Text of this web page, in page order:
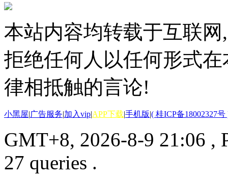
本站内容均转载于互联
拒绝任何人以任何形式
律相抵触的言论!
小黑屋|广告服务|加入vip|APP下载|手机版|( 桂ICP备18002327号
GMT+8, 2026-8-9 21:06 ,
27 queries .